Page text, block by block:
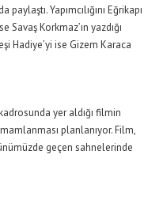
Yapımcılığını Eğrikapı
Korkmaz’ın yazdığı
Hadiye’yi ise Gizem Karaca
yer aldığı filmin
planlanıyor. Film,
geçen sahnelerinde